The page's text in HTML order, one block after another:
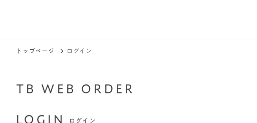
トップページ ログイン
TB WEB ORDER
LOGIN ログイン